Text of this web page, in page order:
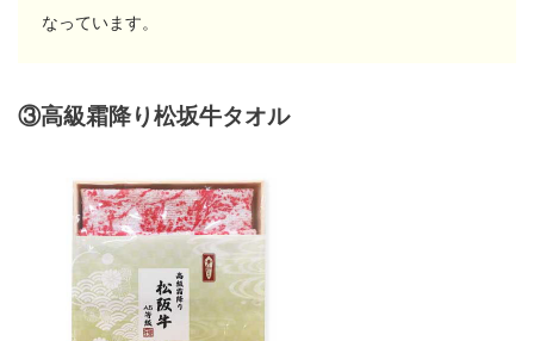
なっています。
③高級霜降り松坂牛タオル